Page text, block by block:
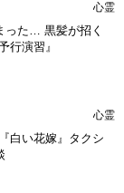
心霊
った… 黒髪が招く
行演習』
心霊
白い花嫁』タクシ